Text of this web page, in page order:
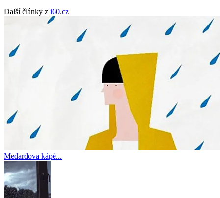
Další články z i60.cz
Medardova kápě...